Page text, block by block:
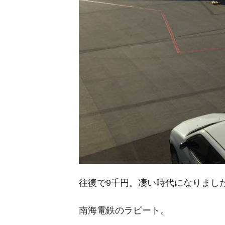
往復で9千円。凄い時代になりまし
南海電鉄のラピート。